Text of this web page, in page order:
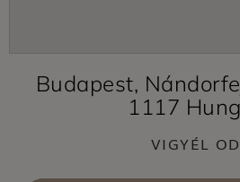
Budapest,
1117
VIGYÉL